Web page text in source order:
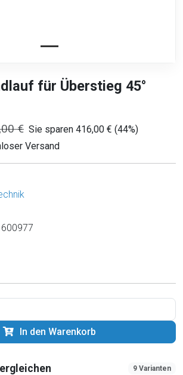
für Überstieg 45°
€ Sie sparen 416,00 € (44%)
Versand
In den Warenkorb
9 Varianten